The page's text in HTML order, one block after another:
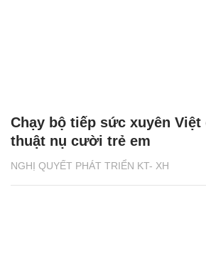
NGHỊ QUYẾT PHÁT TRIỂN KT- XH
Chạy bộ tiếp sức xuyên Việt
thuật nụ cười trẻ em